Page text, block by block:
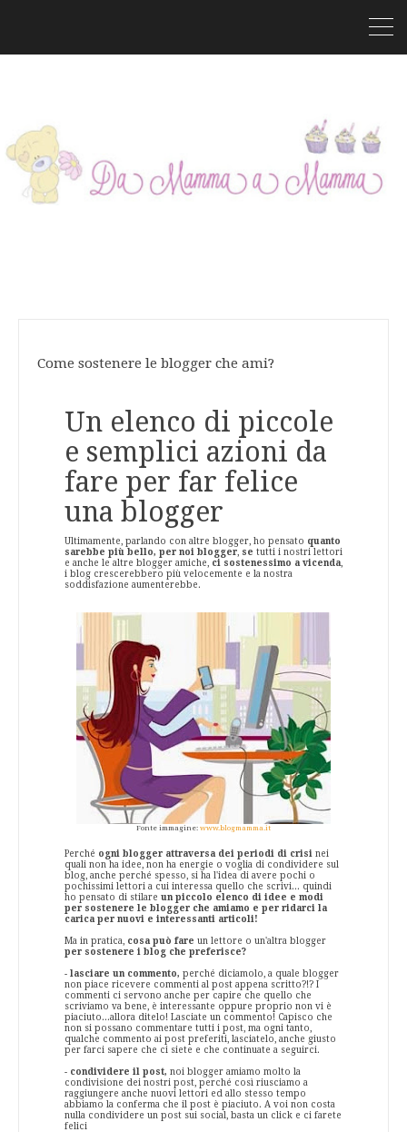
Come sostenere le blogger che ami?
Un elenco di piccole
e semplici azioni da
fare per far felice
una blogger
Ultimamente, parlando con altre blogger, ho pensato quanto
sarebbe più bello, per noi blogger se tutti i nostri lettori
e anche le altre blogger amiche, ci sostenessimo a vicenda
i blog crescerebbero più velocemente e la nostra
soddisfazione aumenterebbe.
Fonte immagine: www.blogmamma.it
Perché ogni blogger attraversa dei periodi di crisi nei
quali non ha idee, non ha energie o voglia di condividere sul
blog, anche perché spesso, si ha l'idea di avere pochi o
pochissimi lettori a cui interessa quello che scrivi... quindi
ho pensato di stilare un piccolo elenco di idee e modi
per sostenere le blogger che amiamo e per ridarci la
carica per nuovi e interessanti articoli!
Ma in pratica, cosa può fare un lettore o un'altra blogger
per sostenere i blog che preferisce?
- lasciare un commento, perché diciamolo, a quale blogger
non piace ricevere commenti al post appena scritto?!? I
commenti ci servono anche per capire che quello che
scriviamo va bene, è interessante oppure proprio non vi è
piaciuto...allora ditelo! Lasciate un commento! Capisco che
non si possano commentare tutti i post, ma ogni tanto,
qualche commento ai post preferiti, lasciatelo, anche giusto
per farci sapere che ci siete e che continuate a seguirci.
- condividere il post, noi blogger amiamo molto la
condivisione dei nostri post, perché così riusciamo a
raggiungere anche nuovi lettori ed allo stesso tempo
abbiamo la conferma che il post è piaciuto. A voi non costa
nulla condividere un post sui social, basta un click e ci farete
felici